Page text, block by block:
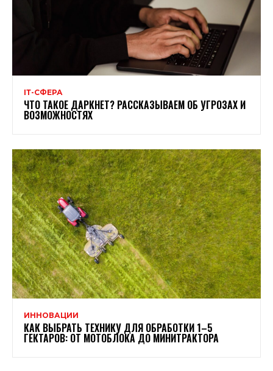
ІТ-СФЕРА
ЧТО ТАКОЕ ДАРКНЕТ? РАССКАЗЫВАЕМ ОБ УГРОЗАХ И
ВОЗМОЖНОСТЯХ
ИННОВАЦИИ
КАК ВЫБРАТЬ ТЕХНИКУ ДЛЯ ОБРАБОТКИ 1–5
ГЕКТАРОВ: ОТ МОТОБЛОКА ДО МИНИТРАКТОРА